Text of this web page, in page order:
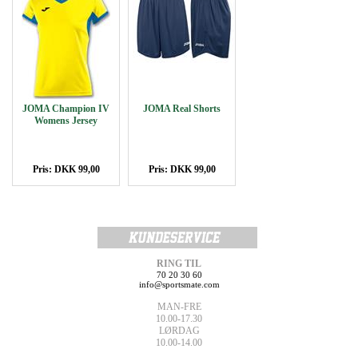
JOMA Champion IV
Womens Jersey
Pris: DKK 99,00
JOMA Real Shorts
Pris: DKK 99,00
RING TIL
70 20 30 60
info@sportsmate.com
MAN-FRE
10.00-17.30
LØRDAG
10.00-14.00